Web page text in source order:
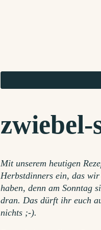
Mit unserem heutigen
Herbstdinners ein, das wir
haben, denn am Sonntag
dran. Das dürft ihr euch
nichts ;-).